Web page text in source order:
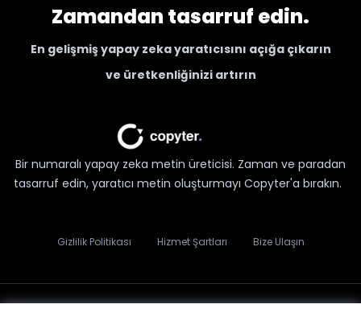
Zamandan tasarruf edin.
En gelişmiş yapay zeka yaratıcısını açığa çıkarın
ve üretkenliğinizi artırın
Bir numaralı yapay zeka metin üreticisi. Zaman ve paradan
tasarruf edin, yaratıcı metin oluşturmayı Copyter'a bırakın.
Gizlilik Politikası Hizmet Şartları Bize Ulaşın